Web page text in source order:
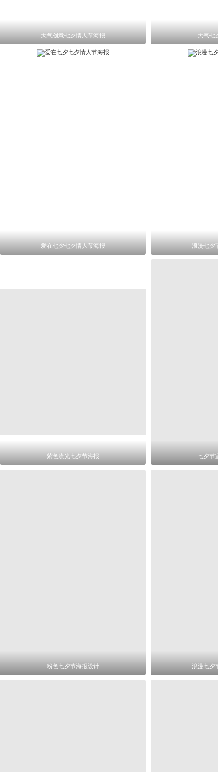
大气创意七夕情人节海报 大气七
爱在七夕七夕情人节海报 浪漫七夕
紫色流光七夕节海报 七夕节
粉色七夕节海报设计 浪漫七夕